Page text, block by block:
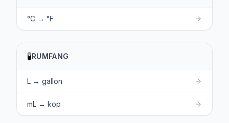
°C → °F
🧪RUMFANG
L → gallon
mL → kop